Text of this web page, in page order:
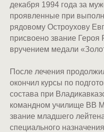
декабря 1994 года за
проявленные при
рядовому Остроухову
присвоено звание Героя
вручением медали
После лечения
окончил курсы по
состава при
командном училище ВВ
звание младшего
специального